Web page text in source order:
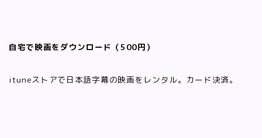
自宅で映画をダウンロード（500円）
ituneストアで日本語字幕の映画をレンタル。カード決済。